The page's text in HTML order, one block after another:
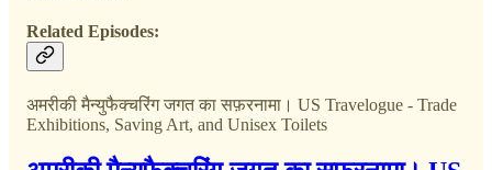
Related Episodes:
अमरीकी मैन्युफैक्चरिंग जगत का सफ़रनामा। US Travelogue - Trade
Exhibitions, Saving Art, and Unisex Toilets